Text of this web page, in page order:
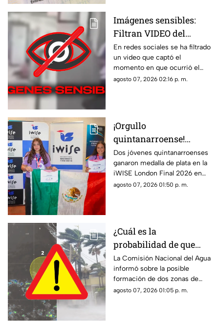
Imágenes sensibles:
Filtran VIDEO del
t1r0t30 de en escuela
que dejó a 7 mu3rt0s y
más de 30 h3r1d0s; así
ocurrió la m4s4cr3
En redes sociales se ha filtrado
un video que captó el
momento en que ocurrió el
tiroteo que dejó a 7 muertos y
agosto 07, 2026 02:16 p. m.
¡Orgullo
quintanarroense!
Jóvenes GANAN la
plata en la competencia
iWISE London Final
2026
Dos jóvenes quintanarroenses
ganaron medalla de plata en la
iWISE London Final 2026 en
donde participaron más de
agosto 07, 2026 01:50 p. m.
¿Cuál es la
probabilidad de que
'Hernan' se forme esta
semana? Vigilan zonas
de baja presión con
potencial de desarrollo
La Comisión Nacional del Agua
informó sobre la posible
formación de dos zonas de
baja presión con potencial de
agosto 07, 2026 01:05 p. m.